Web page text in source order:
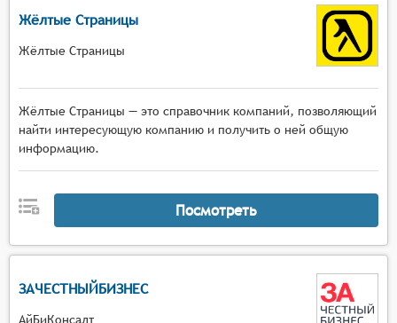
Жёлтые Страницы
Жёлтые Страницы
Жёлтые Страницы — это справочник компаний, позволяющий
найти интересующую компанию и получить о ней общую
информацию.
Посмотреть
ЗАЧЕСТНЫЙБИЗНЕС
АйБиКонсалт